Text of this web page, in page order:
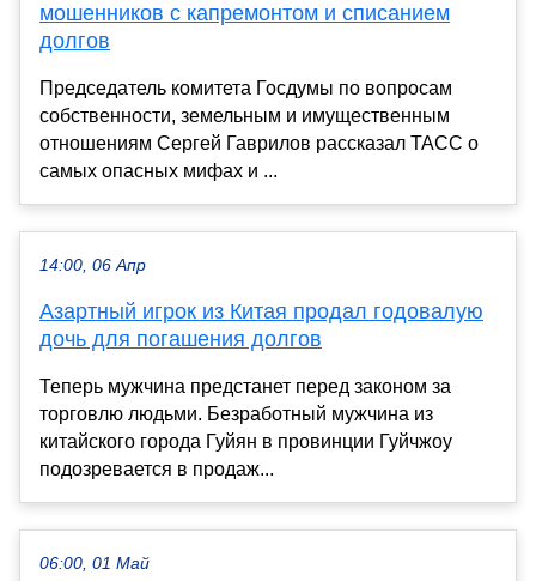
мошенников с капремонтом и списанием
долгов
Председатель комитета Госдумы по вопросам
собственности, земельным и имущественным
отношениям Сергей Гаврилов рассказал ТАСС о
самых опасных мифах и ...
14:00, 06 Апр
Азартный игрок из Китая продал годовалую
дочь для погашения долгов
Теперь мужчина предстанет перед законом за
торговлю людьми. Безработный мужчина из
китайского города Гуйян в провинции Гуйчжоу
подозревается в продаж...
06:00, 01 Май